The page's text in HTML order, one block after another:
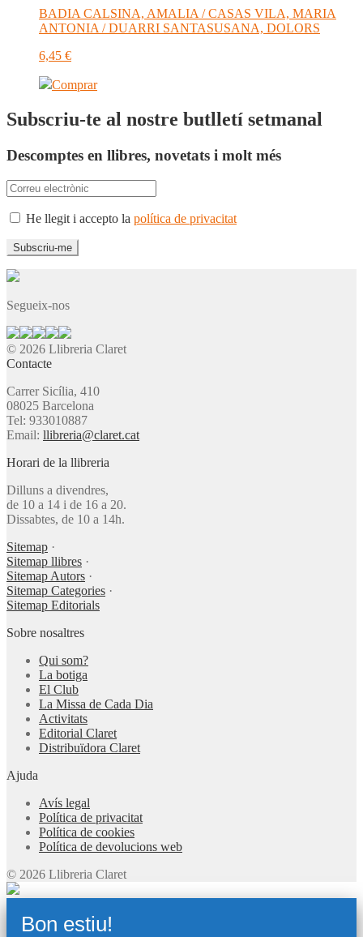
BADIA CALSINA, AMALIA / CASAS VILA, MARIA
ANTONIA / DUARRI SANTASUSANA, DOLORS
6,45 €
Comprar
Subscriu-te al nostre butlletí setmanal
Descomptes en llibres, novetats i molt més
He llegit i accepto la política de privacitat
Segueix-nos
© 2026 Llibreria Claret
Contacte
Carrer Sicília, 410
08025 Barcelona
Tel: 933010887
Email: llibreria@claret.cat
Horari de la llibreria
Dilluns a divendres,
de 10 a 14 i de 16 a 20.
Dissabtes, de 10 a 14h.
Sitemap ·
Sitemap llibres ·
Sitemap Autors ·
Sitemap Categories ·
Sitemap Editorials
Sobre nosaltres
Qui som?
La botiga
El Club
La Missa de Cada Dia
Activitats
Editorial Claret
Distribuïdora Claret
Ajuda
Avís legal
Política de privacitat
Política de cookies
Política de devolucions web
© 2026 Llibreria Claret
Bon estiu!